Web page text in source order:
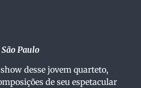
Paulo
desse jovem quarteto,
de seu espetacular